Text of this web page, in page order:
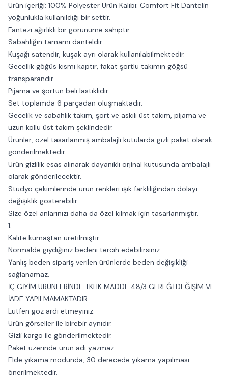
Ürün içeriği: 100% Polyester Ürün Kalıbı: Comfort Fit Dantelin
yoğunlukla kullanıldığı bir settir.
Fantezi ağırlıklı bir görünüme sahiptir.
Sabahlığın tamamı danteldir.
Kuşağı satendir, kuşak ayrı olarak kullanılabilmektedir.
Gecellik göğüs kısmı kaptır, fakat şortlu takımın göğsü
transparandır.
Pijama ve şortun beli lastiklidir.
Set toplamda 6 parçadan oluşmaktadır.
Gecelik ve sabahlık takım, şort ve askılı üst takım, pijama ve
uzun kollu üst takım şeklindedir.
Ürünler, özel tasarlanmış ambalajlı kutularda gizli paket olarak
gönderilmektedir.
Ürün gizlilik esas alınarak dayanıklı orjinal kutusunda ambalajlı
olarak gönderilecektir.
Stüdyo çekimlerinde ürün renkleri ışık farklılığından dolayı
değişiklik gösterebilir.
Size özel anlarınızı daha da özel kılmak için tasarlanmıştır.
1.
Kalite kumaştan üretilmiştir.
Normalde giydiğiniz bedeni tercih edebilirsiniz.
Yanlış beden sipariş verilen ürünlerde beden değişikliği
sağlanamaz.
İÇ GİYİM ÜRÜNLERİNDE TKHK MADDE 48/3 GEREĞİ DEĞİŞİM VE
İADE YAPILMAMAKTADIR.
Lütfen göz ardı etmeyiniz.
Ürün görseller ile birebir aynıdır.
Gizli kargo ile gönderilmektedir.
Paket üzerinde ürün adı yazmaz.
Elde yıkama modunda, 30 derecede yıkama yapılması
önerilmektedir.